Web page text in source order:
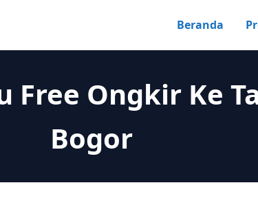
Beranda
Free Ongkir Ke
Bogor